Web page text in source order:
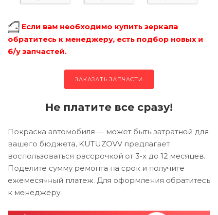
Если вам необходимо купить зеркала
обратитесь к менеджеру, есть подбор новых и
б/у запчастей.
ЗАКАЗАТЬ ЗАПЧАСТИ
Не платите все сразу!
Покраска автомобиля — может быть затратной для
вашего бюджета, KUTUZOVV предлагает
воспользоваться рассрочкой от 3-х до 12 месяцев.
Поделите сумму ремонта на срок и получите
ежемесячный платеж. Для оформления обратитесь
к менеджеру.